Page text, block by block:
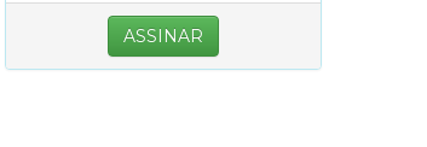
ASSINAR